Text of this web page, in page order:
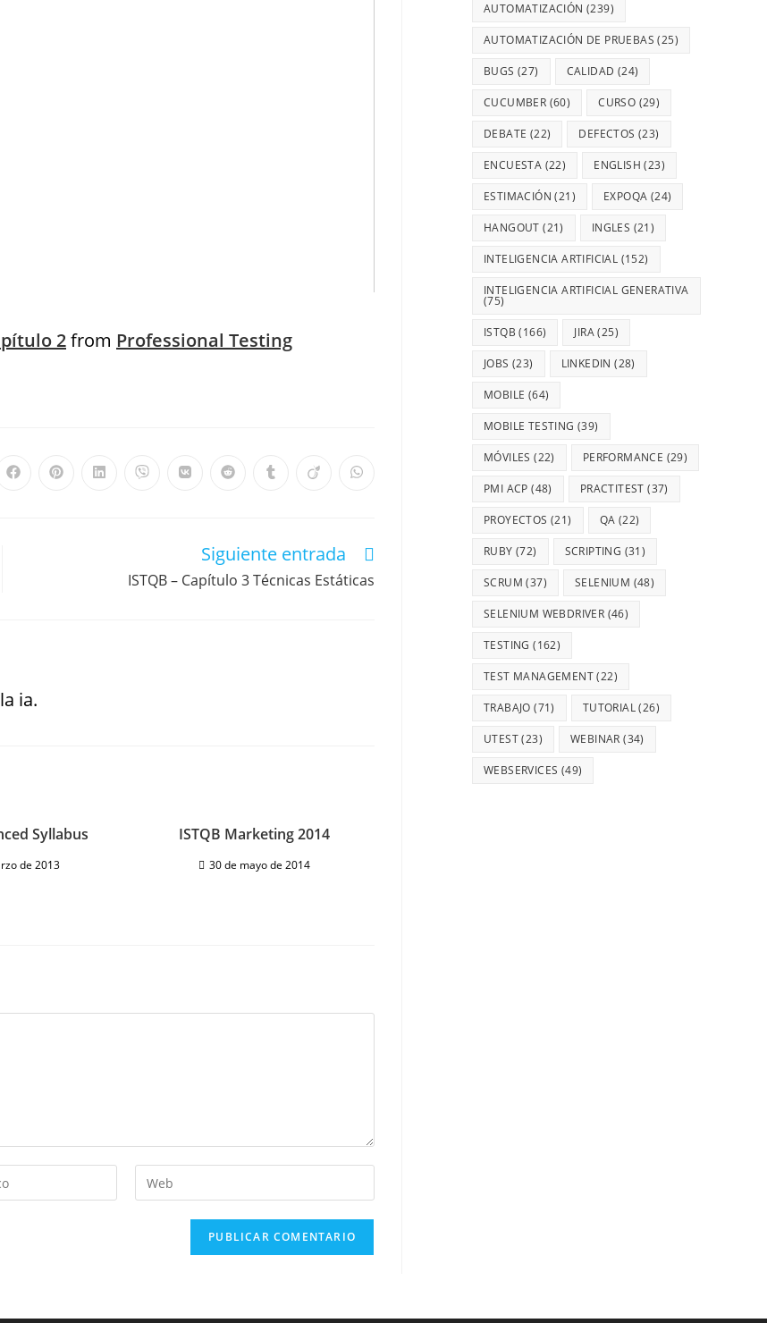
2from Professional Testing
Siguiente entrada
ISTQB – Capítulo 3 Técnicas Estáticas
ia.
Syllabus
de 2013
ISTQB Marketing 2014
30 de mayo de 2014
AUTOMATIZACIÓN (239)
AUTOMATIZACIÓN DE PRUEBAS (25)
BUGS (27) CALIDAD (24)
CUCUMBER (60) CURSO (29)
DEBATE (22) DEFECTOS (23)
ENCUESTA (22) ENGLISH (23)
ESTIMACIÓN (21) EXPOQA (24)
HANGOUT (21) INGLES (21)
INTELIGENCIA ARTIFICIAL (152)
INTELIGENCIA ARTIFICIAL GENERATIVA
(75)
ISTQB (166) JIRA(25)
JOBS (23) LINKEDIN (28)
MOBILE (64)
MOBILE TESTING (39)
MÓVILES (22) PERFORMANCE (29)
PMI ACP (48) PRACTITEST (37)
PROYECTOS (21) QA (22)
RUBY (72) SCRIPTING (31)
SCRUM (37) SELENIUM (48)
SELENIUM WEBDRIVER (46)
TESTING (162)
TEST MANAGEMENT(22)
TRABAJO (71) TUTORIAL(26)
UTEST(23) WEBINAR (34)
WEBSERVICES (49)